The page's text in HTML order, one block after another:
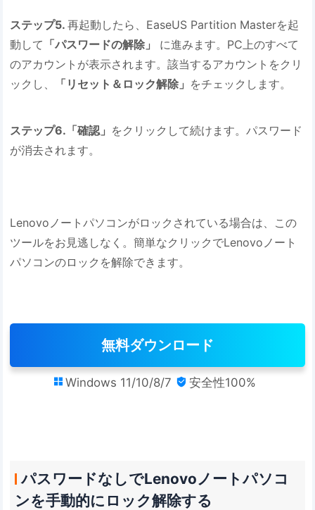
ステップ5.再起動したら、EaseUS Partition Masterを起
動して 「パスワードの解除」
に進みます。PC上のすべて
のアカウントが表示されます。該当するアカウントをクリ
ックし、
「リセット＆ロック解除」 をチェックします。
ステップ6.「確認」 をクリックして続けます。パスワード
が消去されます。
Lenovoノートパソコンがロックされている場合は、この
ツールをお見逃しなく。簡単なクリックでLenovoノート
パソコンのロックを解除できます。
無料ダウンロード
 Windows 11/10/8/7  安全性100%
パスワードなしでLenovoノートパソコ
ンを手動的にロック解除する